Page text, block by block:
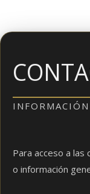
INFORMACIÓN
Para acceso a
o información